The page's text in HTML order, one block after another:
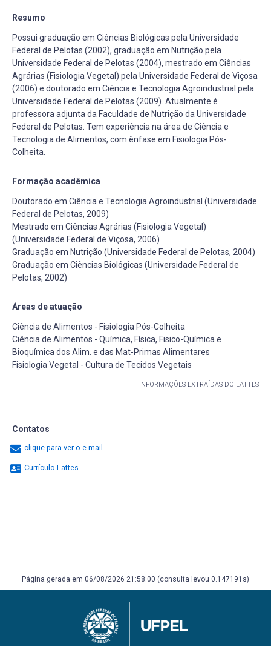
Resumo
Possui graduação em Ciências Biológicas pela Universidade
Federal de Pelotas (2002), graduação em Nutrição pela
Universidade Federal de Pelotas (2004), mestrado em Ciências
Agrárias (Fisiologia Vegetal) pela Universidade Federal de Viçosa
(2006) e doutorado em Ciência e Tecnologia Agroindustrial pela
Universidade Federal de Pelotas (2009). Atualmente é
professora adjunta da Faculdade de Nutrição da Universidade
Federal de Pelotas. Tem experiência na área de Ciência e
Tecnologia de Alimentos, com ênfase em Fisiologia Pós-
Colheita.
Formação acadêmica
Doutorado em Ciência e Tecnologia Agroindustrial (Universidade
Federal de Pelotas, 2009)
Mestrado em Ciências Agrárias (Fisiologia Vegetal)
(Universidade Federal de Viçosa, 2006)
Graduação em Nutrição (Universidade Federal de Pelotas, 2004)
Graduação em Ciências Biológicas (Universidade Federal de
Pelotas, 2002)
Áreas de atuação
Ciência de Alimentos - Fisiologia Pós-Colheita
Ciência de Alimentos - Química, Física, Fisico-Química e
Bioquímica dos Alim. e das Mat-Primas Alimentares
Fisiologia Vegetal - Cultura de Tecidos Vegetais
INFORMAÇÕES EXTRAÍDAS DO LATTES
Contatos
clique para ver o e-mail
Currículo Lattes
Página gerada em 06/08/2026 21:58:00 (consulta levou 0.147191s)